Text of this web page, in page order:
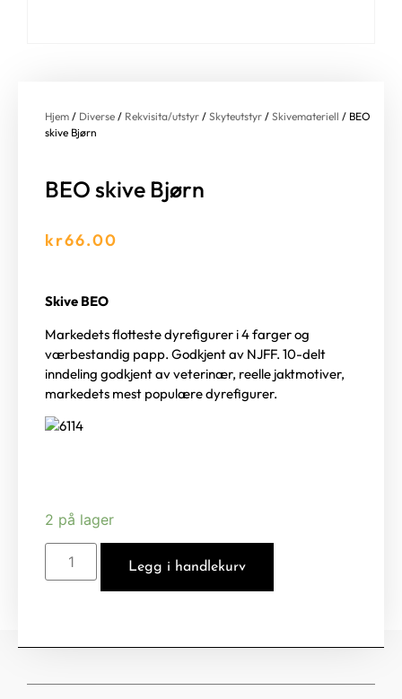
Hjem / Diverse / Rekvisita/utstyr / Skyteutstyr / Skivemateriell / BEO
skive Bjørn
BEO skive Bjørn
kr66.00
Skive BEO
Markedets flotteste dyrefigurer i 4 farger og
værbestandig papp. Godkjent av NJFF. 10-delt
inndeling godkjent av veterinær, reelle jaktmotiver,
markedets mest populære dyrefigurer.
2 på lager
Legg i handlekurv